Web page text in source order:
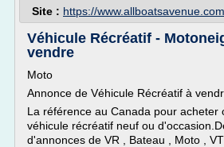
Site : https://www.allboatsavenue.com
Véhicule Récréatif -
vendre
Moto
Annonce de Véhicule Récréatif à
La référence au Canada pour acheter
véhicule récréatif neuf ou
d'annonces de VR , Bateau , Moto ,